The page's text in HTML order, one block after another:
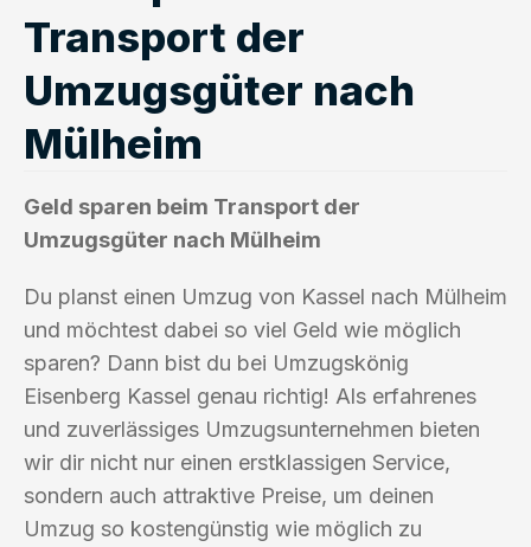
Transport der
Umzugsgüter nach
Mülheim
Geld sparen beim Transport der
Umzugsgüter nach Mülheim
Du planst einen Umzug von Kassel nach Mülheim
und möchtest dabei so viel Geld wie möglich
sparen? Dann bist du bei Umzugskönig
Eisenberg Kassel genau richtig! Als erfahrenes
und zuverlässiges Umzugsunternehmen bieten
wir dir nicht nur einen erstklassigen Service,
sondern auch attraktive Preise, um deinen
Umzug so kostengünstig wie möglich zu